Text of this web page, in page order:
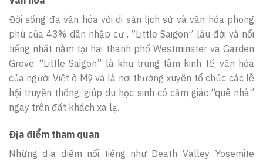
Đời sống đa văn hóa với di sản lịch sử và văn hóa phong
phú của 43% dân nhập cư . “Little Saigon” lâu đời và nổi
tiếng nhất nằm tại hai thành phố Westminster và Garden
Grove. “Little Saigon” là khu trung tâm kinh tế, văn hóa
của người Việt ở Mỹ và là nơi thường xuyên tổ chức các lễ
hội truyền thống, giúp du học sinh có cảm giác “quê nhà”
ngay trên đất khách xa lạ.
Địa điểm tham quan
Những địa điểm nổi tiếng như Death Valley, Yosemite